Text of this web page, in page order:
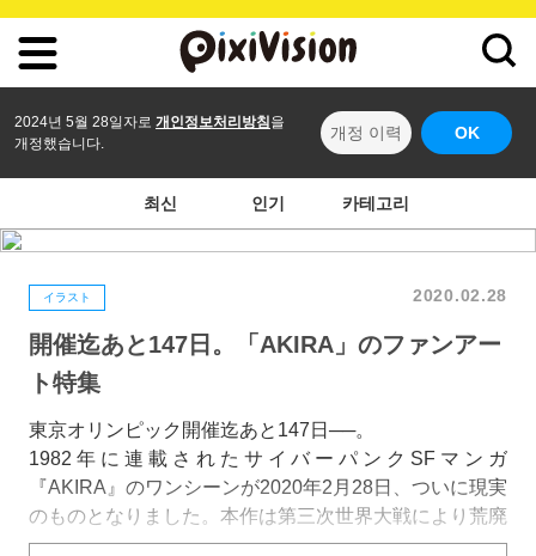
2024년 5월 28일자로 개인정보처리방침 을
개정했습니다.
개정 이력 OK
최신 인기 카테고리
イラスト 2020.02.28
開催迄あと147日。「AKIRA」のファンアー
ト特集
東京オリンピック開催迄あと147日──。
1982年に連載されたサイバーパンクSFマンガ
『AKIRA』のワンシーンが2020年2月28日、ついに現実
のものとなりました。本作は第三次世界大戦により荒廃
した日本に築かれオリンピックを目前に控えた「ネオ東